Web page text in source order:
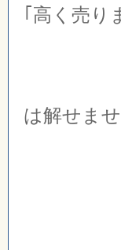
｢高く売り
は解せま